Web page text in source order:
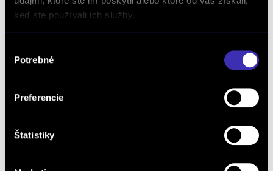
keď ste používali ich služby.
súhlasu
Potrebné
Preferencie
Štatistiky
REEV 215k 28,4 kWh